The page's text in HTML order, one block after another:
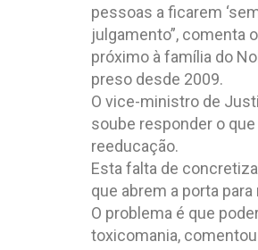
pessoas a ficarem
julgamento”, comenta
próximo à família do
preso desde 2009.
O vice-ministro de
soube responder o
reeducação.
Esta falta de
que abrem a porta
O problema é que
toxicomania, comentou